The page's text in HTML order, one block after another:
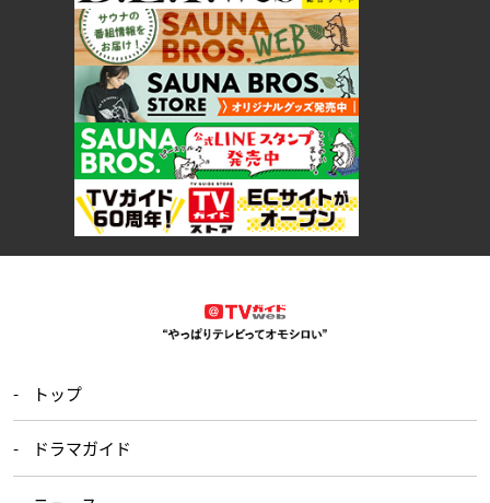
トップ
ドラマガイド